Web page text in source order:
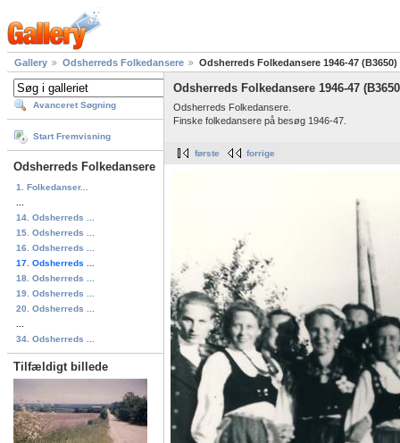
Gallery Odsherreds Folkedansere Odsherreds Folkedansere 1946-47 (B3650)
Avanceret Søgning
Start Fremvisning
Odsherreds Folkedansere
1. Folkedanser...
14. Odsherreds ...
15. Odsherreds ...
16. Odsherreds ...
17. Odsherreds ...
18. Odsherreds ...
19. Odsherreds ...
20. Odsherreds ...
34. Odsherreds ...
Tilfældigt billede
Odsherreds Folkedansere 1946-47
Odsherreds Folkedansere.
Finske folkedansere på besøg 1946-47.
første forrige